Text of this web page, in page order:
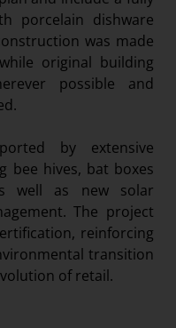
porcelain dishware
was made
original building
possible and
by extensive
bee hives, bat boxes
well as new solar
The project
reinforcing
transition
of retail.